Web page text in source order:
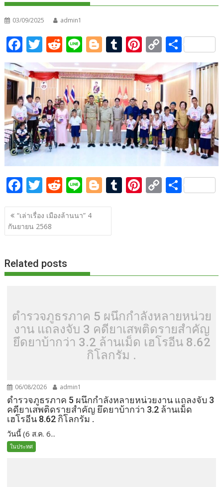
03/09/2025 admin1
F
ac
e
b
o
o
k
T
w
itt
er
R
e
d
di
t
Li
n
e
Bl
o
g
g
er
T
u
m
bl
r
Pi
nt
er
e
st
C
p
y
Li
n
k
S
h
ar
e
F
ac
e
b
o
k
T
w
itt
er
R
e
d
di
Li
n
e
Bl
o
g
T Pi C
k
S
แนะแนว
เรื่อง
“เล่าเรื่อง เมืองล้านนา” 4
กันยายน 2568
Related posts
ตำรวจภูธรภาค 5 ผนึกกำลังหลายหน่วย
งาน แถลงจับ 3 คดียาเสพติดรายสำคัญ
ยึดยาบ้ากว่า 3.2 ล้านเม็ด เฮโรอีน 8.62
กิโลกรัม .
06/08/2026 admin1
ตำรวจภูธรภาค 5 ผนึกกำลังหลายหน่วยงาน แถลงจับ 3
คดียาเสพติดรายสำคัญ ยึดยาบ้ากว่า 3.2 ล้านเม็ด
เฮโรอีน 8.62 กิโลกรัม .
วันนี้ (6 ส.ค. 6...
ในประทศ